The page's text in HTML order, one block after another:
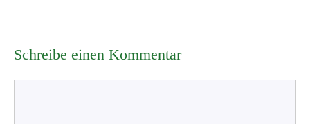
Schreibe einen Kommentar